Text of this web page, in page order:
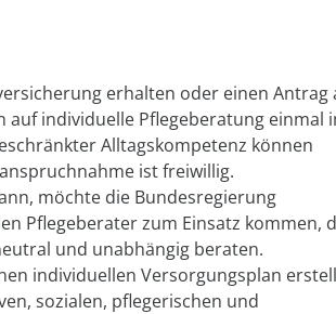
erhalten oder einen Antrag
auf individuelle Pflegeberatung einmal
Alltagskompetenz können
ist freiwillig.
möchte die Bundesregierung
Pflegeberater zum Einsatz kommen,
und unabhängig beraten.
individuellen Versorgungsplan
sozialen, pflegerischen und